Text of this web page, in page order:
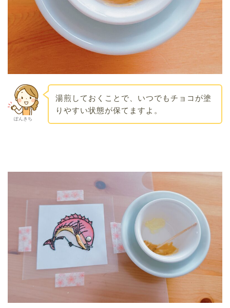
ぽんきち
湯煎しておくことで、いつでもチョコが塗
りやすい状態が保てますよ。